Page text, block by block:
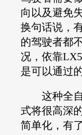
向以及避免
换句话说，
的驾驶者都
况，依靠
是可以通过
这种全自
式将很高深
简单化，有